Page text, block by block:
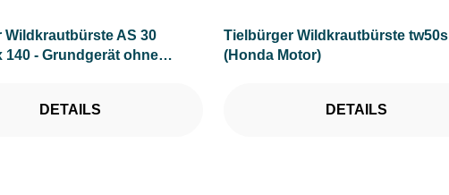
Wildkrautbürste AS 30
140 - Grundgerät ohne
DETAILS
Tielbürger Wildkrautbürste tw50s
(Honda Motor)
DETAILS